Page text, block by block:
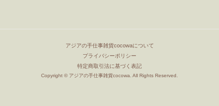
アジアの手仕事雑貨cocowaについて
プライバシーポリシー
特定商取引法に基づく表記
Copyright © アジアの手仕事雑貨cocowa. All Rights Reserved.